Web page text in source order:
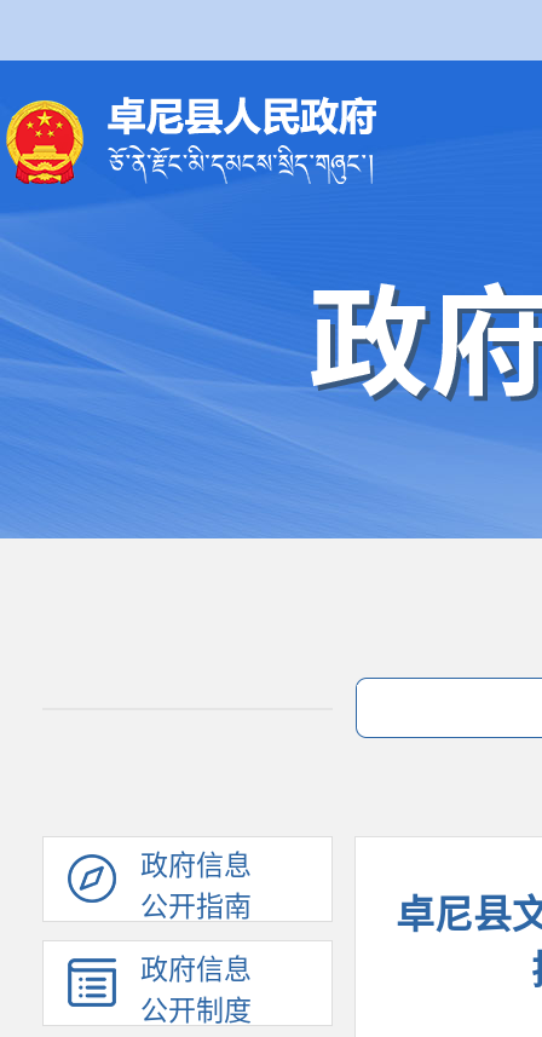
政府信息
公开指南
政府信息
公开制度
卓尼县